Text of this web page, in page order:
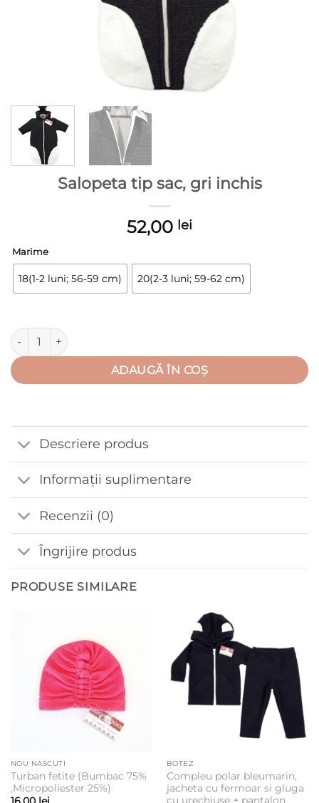
Salopeta tip sac, gri inchis
52,00 lei
Marime
18(1-2 luni; 56-59 cm) 20(2-3 luni; 59-62 cm)
Cantitate Salopeta tip sac, gri inchis
ADAUGĂ ÎN COȘ
Descriere produs
Informații suplimentare
Recenzii (0)
Îngrijire produs
PRODUSE SIMILARE
NOU NASCUTI
Turban fetite (Bumbac 75%
,Micropoliester 25%)
BOTEZ
Compleu polar bleumarin,
jacheta cu fermoar si gluga
cu urechiuse + pantalon